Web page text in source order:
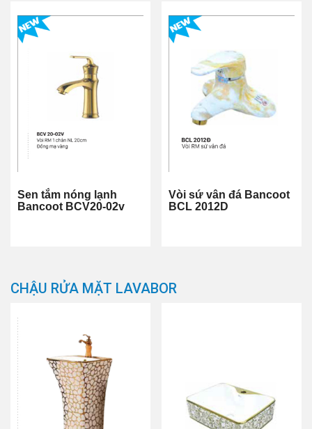
Sen tắm nóng lạnh
Bancoot BCV20-02v
Vòi sứ vân đá Bancoot
BCL 2012D
CHẬU RỬA MẶT LAVABOR